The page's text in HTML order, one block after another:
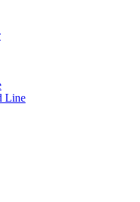
Line